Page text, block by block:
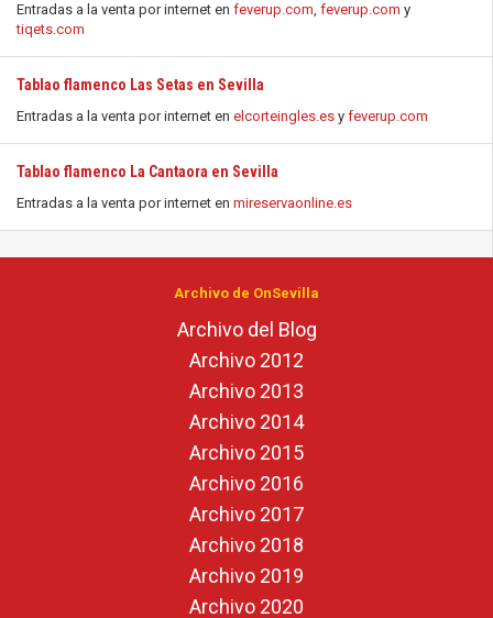
Entradas a la venta por internet en feverup.com, feverup.com y
tiqets.com
Tablao flamenco Las Setas en Sevilla
Entradas a la venta por internet en elcorteingles.es y feverup.com
Tablao flamenco La Cantaora en Sevilla
Entradas a la venta por internet en mireservaonline.es
Archivo de OnSevilla
Archivo del Blog
Archivo 2012
Archivo 2013
Archivo 2014
Archivo 2015
Archivo 2016
Archivo 2017
Archivo 2018
Archivo 2019
Archivo 2020